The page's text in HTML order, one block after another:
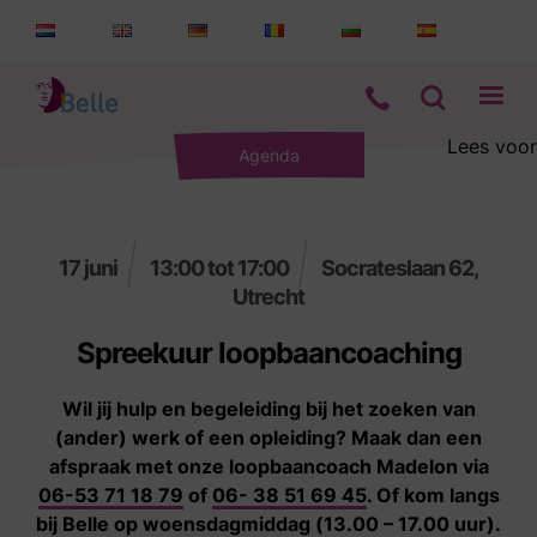
Lees voor
Agenda
17 juni 13:00 tot 17:00
Socrateslaan 62,
Utrecht
Spreekuur loopbaancoaching
Wil jij hulp en begeleiding bij het zoeken van
(ander) werk of een opleiding? Maak dan een
afspraak met onze loopbaancoach Madelon via
06-53 71 18 79 of 06- 38 51 69 45. Of kom langs
bij Belle op woensdagmiddag (13.00 – 17.00 uur).